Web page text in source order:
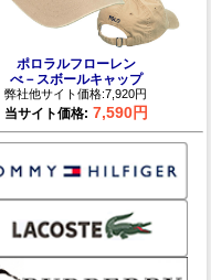
ポロラルフローレン
べ－スボールキャップ
弊社他サイト価格:7,920円
当サイト価格: 7,590円